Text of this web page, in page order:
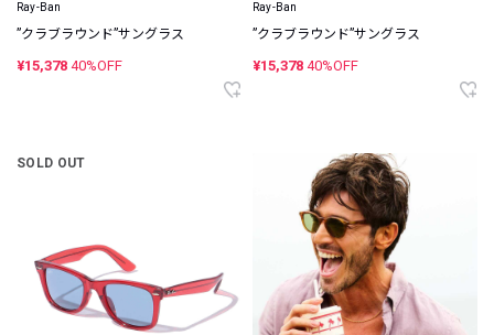
Ray-Ban
”クラブラウンド”サングラス
¥15,378 40%OFF
Ray-Ban
”クラブラウンド”サングラス
¥15,378 40%OFF
SOLD OUT